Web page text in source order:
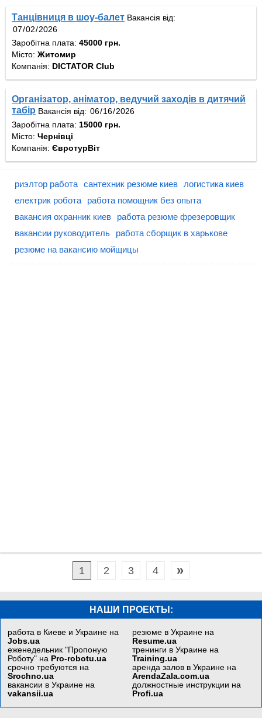
Танцівниця в шоу-балет Вакансія від:
Заробітна плата: 45000 грн.
Місто: Житомир
Компанія: DICTATOR Club
Організатор, аніматор, ведучий заходів в дитячий
табір Вакансія від:
Заробітна плата: 15000 грн.
Місто: Чернівці
Компанія: ЄвротурВіт
риэлтор работа сантехник резюме киев
логистика киев
електрик робота
работа помощник без опыта
вакансия охранник киев
работа резюме фрезеровщик
вакансии руководитель
работа сборщик в харькове
резюме на вакансию мойщицы
1 2 3 4 »
НАШИ ПРОЕКТЫ:
работа в Киеве и Украине на
Jobs.ua
еженедельник "Пропоную
Роботу" на Pro-robotu.ua
срочно требуются на
Srochno.ua
вакансии в Украине на
vakansii.ua
резюме в Украине на
Resume.ua
тренинги в Украине на
Training.ua
аренда залов в Украине на
ArendaZala.com.ua
должностные инструкции на
Profi.ua